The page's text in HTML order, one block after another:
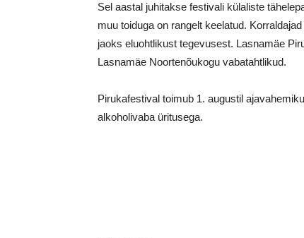
Sel aastal juhitakse festivali külaliste
muu toiduga on rangelt keelatud.
jaoks eluohtlikust tegevusest. Lasnamäe
Lasnamäe Noortenõukogu vabatahtlikud.
Pirukafestival toimub 1. augustil
alkoholivaba üritusega.